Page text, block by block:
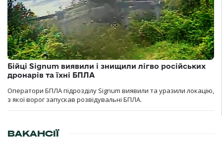
Бійці Signum виявили і знищили лігво російських
дронарів та їхні БПЛА
Оператори БПЛА підрозділу Signum виявили та уразили локацію,
з якої ворог запускав розвідувальні БПЛА.
ВАКАНСІЇ